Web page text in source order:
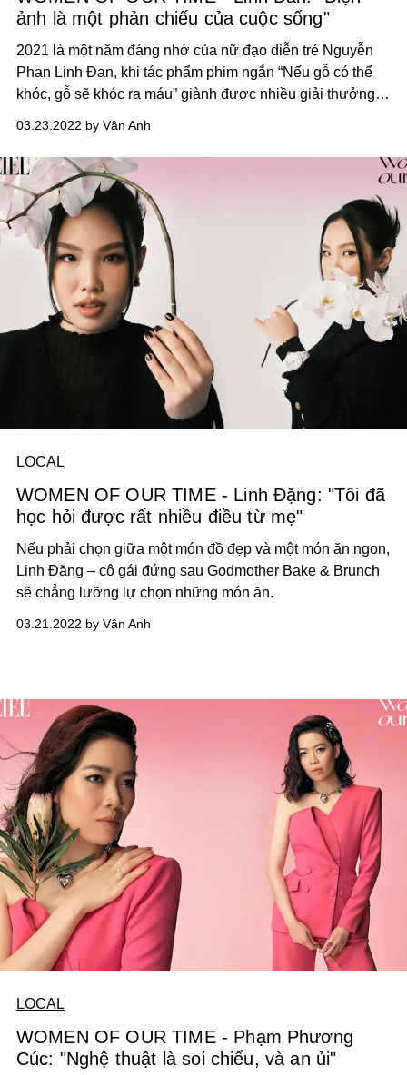
ảnh là một phản chiếu của cuộc sống"
2021 là một năm đáng nhớ của nữ đạo diễn trẻ Nguyễn
Phan Linh Đan, khi tác phẩm phim ngắn “Nếu gỗ có thể
khóc, gỗ sẽ khóc ra máu” giành được nhiều giải thưởng
03.23.2022 by Vân Anh
LOCAL
WOMEN OF OUR TIME - Linh Đặng: "Tôi đã
học hỏi được rất nhiều điều từ mẹ"
Nếu phải chọn giữa một món đồ đẹp và một món ăn ngon,
Linh Đặng – cô gái đứng sau Godmother Bake & Brunch
sẽ chẳng lưỡng lự chọn những món ăn.
03.21.2022 by Vân Anh
LOCAL
WOMEN OF OUR TIME - Phạm Phương
Cúc: "Nghệ thuật là soi chiếu, và an ủi"